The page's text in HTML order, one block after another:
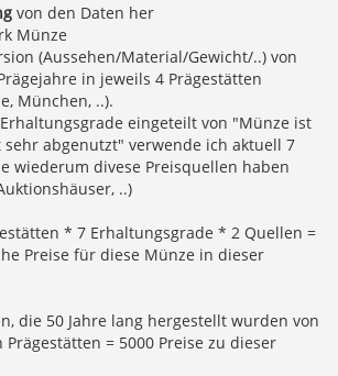
von den Daten her
Münze
(Aussehen/Material/Gewicht/..) von
in jeweils 4 Prägestätten
München, ..).
eingeteilt von "Münze ist
abgenutzt" verwende ich aktuell 7
wiederum divese Preisquellen haben
..)
* 7 Erhaltungsgrade * 2 Quellen =
Preise für diese Münze in dieser
die 50 Jahre lang hergestellt wurden von
= 5000 Preise zu dieser